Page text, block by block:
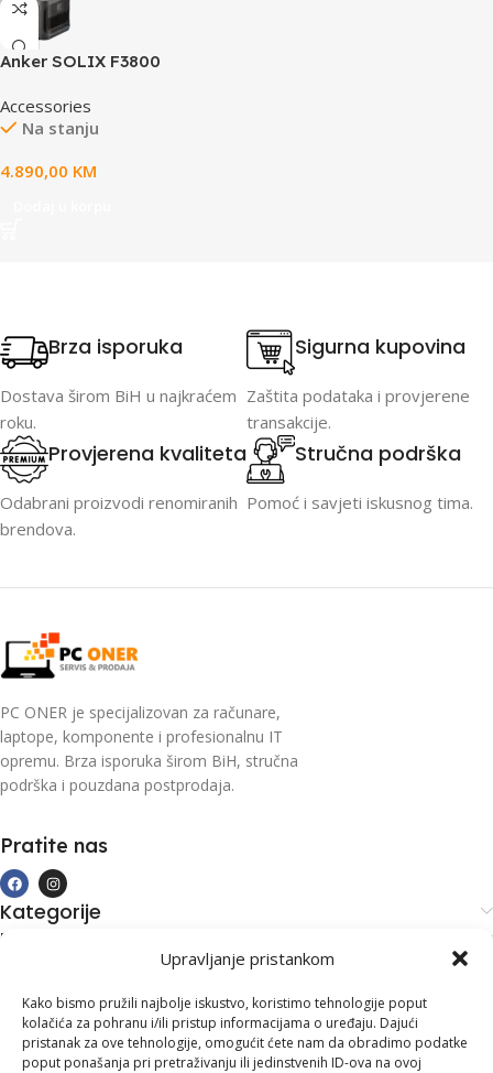
Upravljanje pristankom
Kako bismo pružili najbolje iskustvo, koristimo tehnologije poput
kolačića za pohranu i/ili pristup informacijama o uređaju. Dajući
pristanak za ove tehnologije, omogućit ćete nam da obradimo podatke
poput ponašanja pri pretraživanju ili jedinstvenih ID-ova na ovoj
Anker SOLIX F3800
Accessories
Na stanju
4.890,00 KM
Brza isporuka
Dostava širom BiH u najkraćem
roku.
Sigurna kupovina
Zaštita podataka i provjerene
transakcije.
Provjerena kvaliteta
Odabrani proizvodi renomiranih
brendova.
Stručna podrška
Pomoć i savjeti iskusnog tima.
PC ONER je specijalizovan za računare,
laptope, komponente i profesionalnu IT
opremu. Brza isporuka širom BiH, stručna
podrška i pouzdana postprodaja.
Pratite nas
Kategorije
Kupovina i podrška
Kontakt informacije
Branilaca Bosne, 75 300 Lukavac